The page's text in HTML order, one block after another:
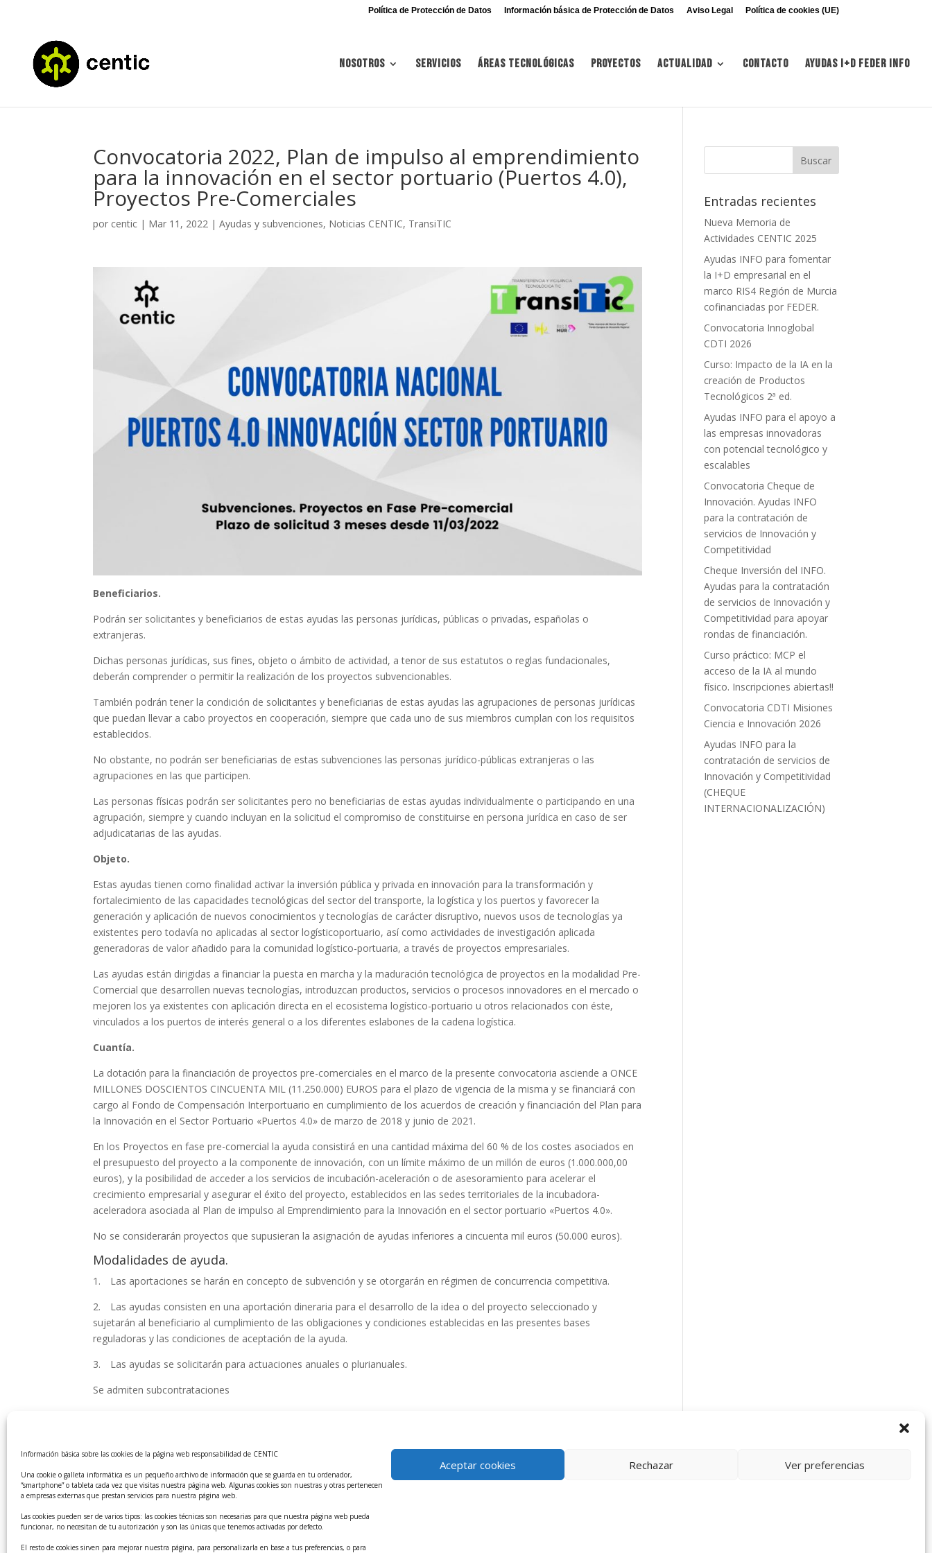
Información básica sobre las cookies de la página web responsabilidad de CENTIC
Una cookie o galleta informática es un pequeño archivo de información que se guarda en tu ordenador,
“smartphone” o tableta cada vez que visitas nuestra página web. Algunas cookies son nuestras y otras pertenecen
a empresas externas que prestan servicios para nuestra página web.
Las cookies pueden ser de varios tipos: las cookies técnicas son necesarias para que nuestra página web pueda
funcionar, no necesitan de tu autorización y son las únicas que tenemos activadas por defecto.
El resto de cookies sirven para mejorar nuestra página, para personalizarla en base a tus preferencias, o para
Aceptar cookies Rechazar Ver preferencias
Política de Protección de Datos Información básica de Protección de Datos Aviso Legal Política de cookies (UE)
Nosotros Servicios Áreas tecnológicas Proyectos Actualidad Contacto Ayudas I+d FEDER INFO
Convocatoria 2022, Plan de impulso al emprendimiento
para la innovación en el sector portuario (Puertos 4.0),
Proyectos Pre-Comerciales
por centic | Mar 11, 2022 |Ayudas y subvenciones, Noticias CENTIC, TransiTIC
Beneficiarios.
Podrán ser solicitantes y beneficiarios de estas ayudas las personas jurídicas, públicas o privadas, españolas o
extranjeras.
Dichas personas jurídicas, sus fines, objeto o ámbito de actividad, a tenor de sus estatutos o reglas fundacionales,
deberán comprender o permitir la realización de los proyectos subvencionables.
También podrán tener la condición de solicitantes y beneficiarias de estas ayudas las agrupaciones de personas jurídicas
que puedan llevar a cabo proyectos en cooperación, siempre que cada uno de sus miembros cumplan con los requisitos
establecidos.
No obstante, no podrán ser beneficiarias de estas subvenciones las personas jurídico-públicas extranjeras o las
agrupaciones en las que participen.
Las personas físicas podrán ser solicitantes pero no beneficiarias de estas ayudas individualmente o participando en una
agrupación, siempre y cuando incluyan en la solicitud el compromiso de constituirse en persona jurídica en caso de ser
adjudicatarias de las ayudas.
Objeto.
Estas ayudas tienen como finalidad activar la inversión pública y privada en innovación para la transformación y
fortalecimiento de las capacidades tecnológicas del sector del transporte, la logística y los puertos y favorecer la
generación y aplicación de nuevos conocimientos y tecnologías de carácter disruptivo, nuevos usos de tecnologías ya
existentes pero todavía no aplicadas al sector logísticoportuario, así como actividades de investigación aplicada
generadoras de valor añadido para la comunidad logístico-portuaria, a través de proyectos empresariales.
Las ayudas están dirigidas a financiar la puesta en marcha y la maduración tecnológica de proyectos en la modalidad Pre-
Comercial que desarrollen nuevas tecnologías, introduzcan productos, servicios o procesos innovadores en el mercado o
mejoren los ya existentes con aplicación directa en el ecosistema logístico-portuario u otros relacionados con éste,
vinculados a los puertos de interés general o a los diferentes eslabones de la cadena logística.
Cuantía.
La dotación para la financiación de proyectos pre-comerciales en el marco de la presente convocatoria asciende a ONCE
MILLONES DOSCIENTOS CINCUENTA MIL (11.250.000) EUROS para el plazo de vigencia de la misma y se financiará con
cargo al Fondo de Compensación Interportuario en cumplimiento de los acuerdos de creación y financiación del Plan para
la Innovación en el Sector Portuario «Puertos 4.0» de marzo de 2018 y junio de 2021.
En los Proyectos en fase pre-comercial la ayuda consistirá en una cantidad máxima del 60 % de los costes asociados en
el presupuesto del proyecto a la componente de innovación, con un límite máximo de un millón de euros (1.000.000,00
euros), y la posibilidad de acceder a los servicios de incubación-aceleración o de asesoramiento para acelerar el
crecimiento empresarial y asegurar el éxito del proyecto, establecidos en las sedes territoriales de la incubadora-
aceleradora asociada al Plan de impulso al Emprendimiento para la Innovación en el sector portuario «Puertos 4.0».
No se considerarán proyectos que supusieran la asignación de ayudas inferiores a cincuenta mil euros (50.000 euros).
Modalidades de ayuda.
1. Las aportaciones se harán en concepto de subvención y se otorgarán en régimen de concurrencia competitiva.
2. Las ayudas consisten en una aportación dineraria para el desarrollo de la idea o del proyecto seleccionado y
sujetarán al beneficiario al cumplimiento de las obligaciones y condiciones establecidas en las presentes bases
reguladoras y las condiciones de aceptación de la ayuda.
3. Las ayudas se solicitarán para actuaciones anuales o plurianuales.
Se admiten subcontrataciones
presentarán dentro del plazo de tres meses a contar a partir del día siguiente a la de la publicación del extracto de la
convocatoria en el Boletín Oficial del Estado.
Acceso a las bases reguladoras
Ver convocatoria en el BOE
Registro en la Base de datos Nacional de Subvenciones
Entradas recientes
Nueva Memoria de
Actividades CENTIC 2025
Ayudas INFO para fomentar
la I+D empresarial en el
marco RIS4 Región de Murcia
cofinanciadas por FEDER.
Convocatoria Innoglobal
CDTI 2026
Curso: Impacto de la IA en la
creación de Productos
Tecnológicos 2ª ed.
Ayudas INFO para el apoyo a
las empresas innovadoras
con potencial tecnológico y
escalables
Convocatoria Cheque de
Innovación. Ayudas INFO
para la contratación de
servicios de Innovación y
Competitividad
Cheque Inversión del INFO.
Ayudas para la contratación
de servicios de Innovación y
Competitividad para apoyar
rondas de financiación.
Curso práctico: MCP el
acceso de la IA al mundo
físico. Inscripciones abiertas!!
Convocatoria CDTI Misiones
Ciencia e Innovación 2026
Ayudas INFO para la
contratación de servicios de
Innovación y Competitividad
(CHEQUE
INTERNACIONALIZACIÓN)